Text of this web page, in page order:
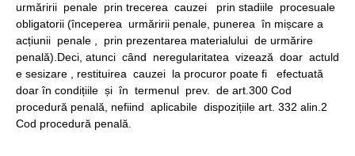
urmăririi penale prin trecerea cauzei prin stadiile procesuale
obligatorii (începerea urmăririi penale, punerea în mișcare a
acțiunii penale , prin prezentarea materialului de urmărire
penală).Deci, atunci când neregularitatea vizează doar actuld
e sesizare , restituirea cauzei la procuror poate fi efectuată
doar în condițiile și în termenul prev. de art.300 Cod
procedură penală, nefiind aplicabile dispozițiile art. 332 alin.2
Cod procedură penală.